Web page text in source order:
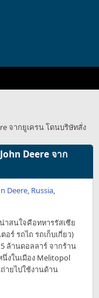
จากยูเครน โดนบริษัทสั่ง
Deere จาก
Deere, Russia,
าสนใจคือทหารรัสเซีย
อร์ รถไถ รถเก็บเกี่ยว)
ล้านดอลลาร์ จากร้าน
งในเมือง Melitopol
ายไปใช้งานด้าน